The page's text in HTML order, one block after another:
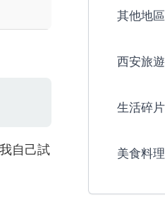
自己試
其他地
西安旅遊
生活碎片
美食料理